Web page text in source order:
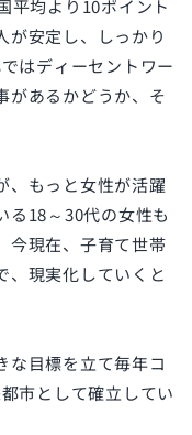
平均より10ポイント
が安定し、しっかり
はディーセントワー
があるかどうか、そ
、もっと女性が活躍
る18～30代の女性も
今現在、子育て世帯
、現実化していくと
な目標を立て毎年コ
市として確立してい